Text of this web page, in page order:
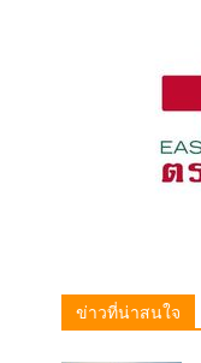
ข่าวที่น่าสนใจ